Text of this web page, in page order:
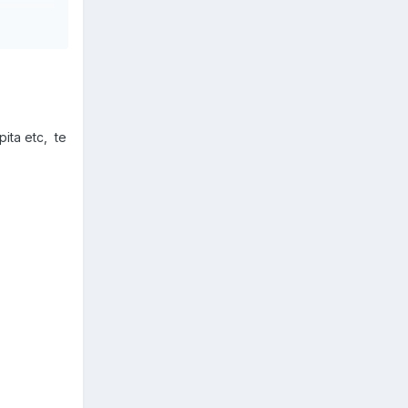
etc, te